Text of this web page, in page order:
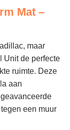
Mat –
maar
Unit de perfecte
ruimte. Deze
aan
een muur